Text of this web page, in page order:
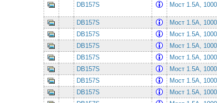
DB157S Мост 1.5А,
DB157S
Мост 1.5А,
DB157S
Мост 1.5А,
DB157S
Мост 1.5А,
DB157S
Мост 1.5А,
DB157S
Мост 1.5А,
DB157S
Мост 1.5А,
DB157S
Мост 1.5А,